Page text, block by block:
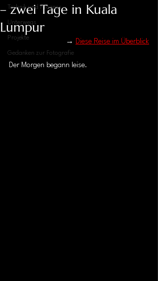
Technik und Prozess
Unterwegs
Projekte
Gedanken zur Fotografie
– zwei Tage in Kuala
Lumpur
→ Diese Reise im Überblick
Der Morgen begann leise.